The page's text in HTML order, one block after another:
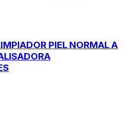
PIEL NORMAL A